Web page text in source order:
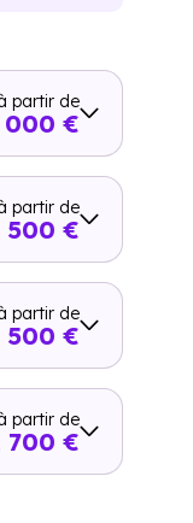
partir de
000 €
partir de
500 €
partir de
500 €
partir de
700 €